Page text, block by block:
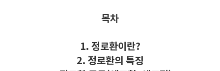
목차
1. 정로환이란?
2. 정로환의 특징